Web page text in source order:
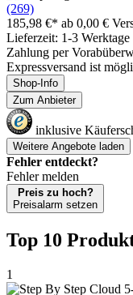
(269)
185,98 €* ab 0,00 €
Lieferzeit: 1-3 Werktage
Zahlung per
Expressversand ist
Shop-Info
Zum Anbieter
inklusive
Weitere Angebote laden
Fehler entdeckt?
Fehler melden
Preis zu hoch?
Preisalarm setzen
Top 10
1